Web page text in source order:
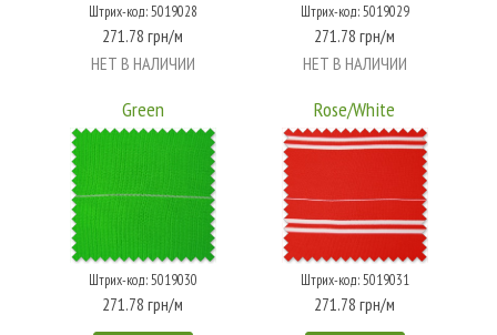
Штрих-код: 5019028
271.78 грн/м
НЕТ В НАЛИЧИИ
Штрих-код: 5019029
271.78 грн/м
НЕТ В НАЛИЧИИ
Green
Штрих-код: 5019030
271.78 грн/м
Rose/White
Штрих-код: 5019031
271.78 грн/м